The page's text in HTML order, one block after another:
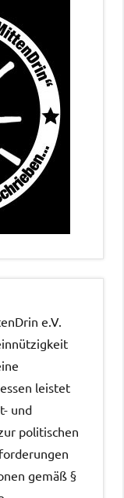
e.V.
leistet
und
politischen
gemäß §